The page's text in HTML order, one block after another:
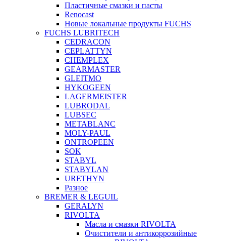
Пластичные смазки и пасты
Renocast
Новые локальные продукты FUCHS
FUCHS LUBRITECH
CEDRACON
CEPLATTYN
CHEMPLEX
GEARMASTER
GLEITMO
HYKOGEEN
LAGERMEISTER
LUBRODAL
LUBSEC
METABLANC
MOLY-PAUL
ONTROPEEN
SOK
STABYL
STABYLAN
URETHYN
Разное
BREMER & LEGUIL
GERALYN
RIVOLTA
Масла и смазки RIVOLTA
Очистители и антикоррозийные